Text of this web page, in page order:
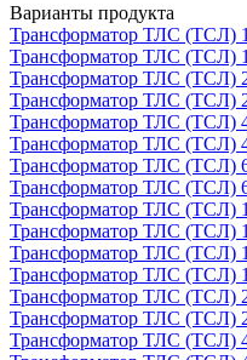
Варианты продукта
Трансформатор ТЛС (ТСЛ)
Трансформатор ТЛС (ТСЛ)
Трансформатор ТЛС (ТСЛ)
Трансформатор ТЛС (ТСЛ)
Трансформатор ТЛС (ТСЛ)
Трансформатор ТЛС (ТСЛ)
Трансформатор ТЛС (ТСЛ)
Трансформатор ТЛС (ТСЛ)
Трансформатор ТЛС (ТСЛ)
Трансформатор ТЛС (ТСЛ)
Трансформатор ТЛС (ТСЛ)
Трансформатор ТЛС (ТСЛ)
Трансформатор ТЛС (ТСЛ)
Трансформатор ТЛС (ТСЛ)
Трансформатор ТЛС (ТСЛ)